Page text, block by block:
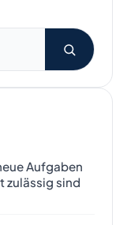
Aufgaben
zulässig sind